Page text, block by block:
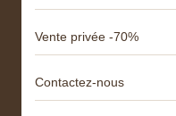
Vente privée -70%
Contactez-nous